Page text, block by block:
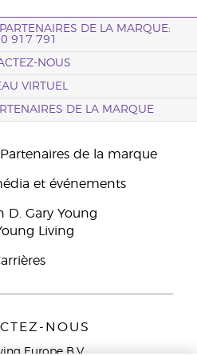
DE LA MARQUE:
917 791
NOUS
VIRTUEL
DE LA MARQUE
de la marque
et événements
D. Gary Young
Living
NOUS
Europe B.V.